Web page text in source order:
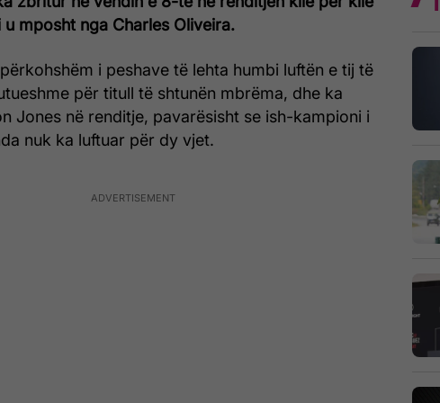
u mposht nga Charles Oliveira.
i peshave të lehta humbi luftën e tij të
për titull të shtunën mbrëma, dhe ka
Jones në renditje, pavarësisht se ish-kampioni i
nuk ka luftuar për dy vjet.